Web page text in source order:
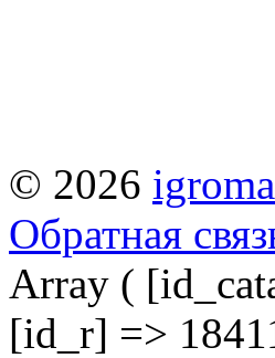
© 2026
Обратная
Array (
[id_r] =>